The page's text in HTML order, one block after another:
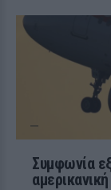
Συμφωνία